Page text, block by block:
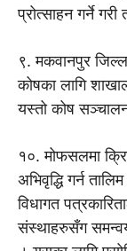
प्रोत्साहन गर्ने
९. मकवानपुर
कोषका लागि
यस्तो कोष
१०. मोफसलमा
अभिवृद्धि गर्न
विधागत
संस्थाहरुसँग समन्वय